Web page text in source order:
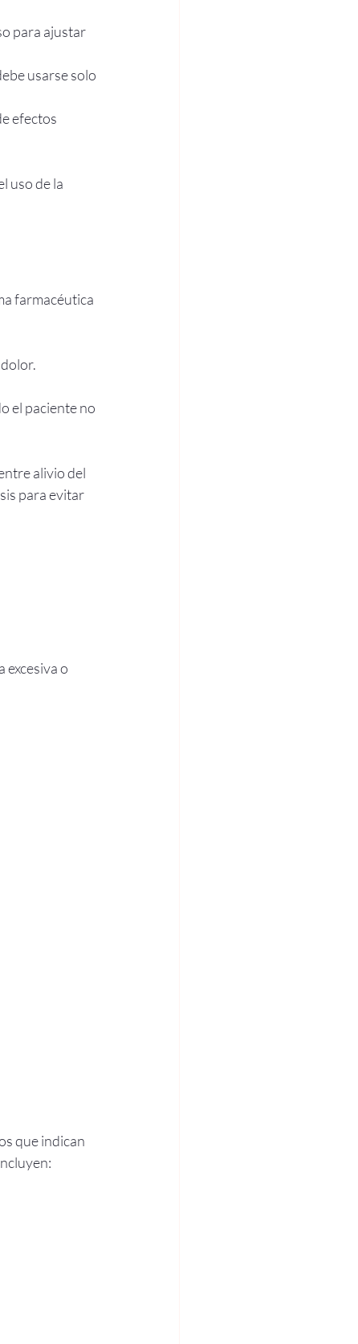
para ajustar
usarse solo
efectos
uso de la
farmacéutica
el paciente no
alivio del
para evitar
excesiva o
que indican